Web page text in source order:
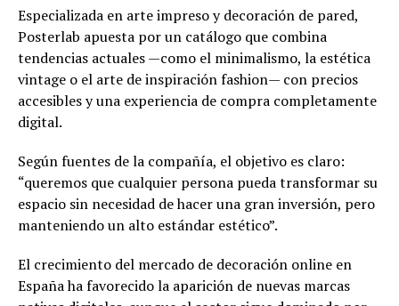
Especializada en arte impreso y decoración de pared,
Posterlab apuesta por un catálogo que combina
tendencias actuales —como el minimalismo, la estética
vintage o el arte de inspiración fashion— con precios
accesibles y una experiencia de compra completamente
digital.
Según fuentes de la compañía, el objetivo es claro:
“queremos que cualquier persona pueda transformar su
espacio sin necesidad de hacer una gran inversión, pero
manteniendo un alto estándar estético”.
El crecimiento del mercado de decoración online en
España ha favorecido la aparición de nuevas marcas